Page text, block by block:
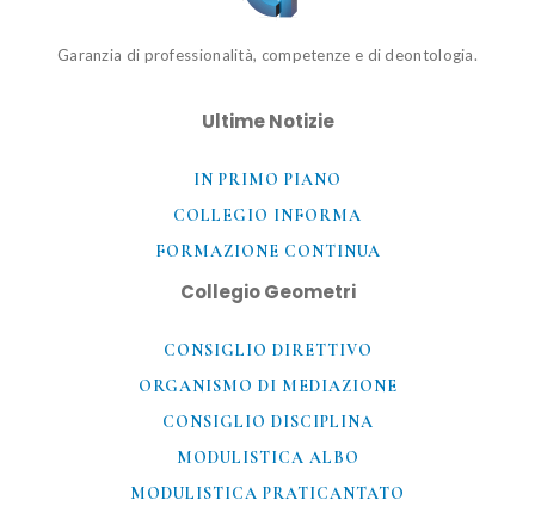
Garanzia di professionalità, competenze e di deontologia.
Ultime Notizie
IN PRIMO PIANO
COLLEGIO INFORMA
FORMAZIONE CONTINUA
Collegio Geometri
CONSIGLIO DIRETTIVO
ORGANISMO DI MEDIAZIONE
CONSIGLIO DISCIPLINA
MODULISTICA ALBO
MODULISTICA PRATICANTATO